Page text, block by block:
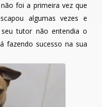
foi a primeira vez que
algumas vezes e
tutor não entendia o
fazendo sucesso na sua